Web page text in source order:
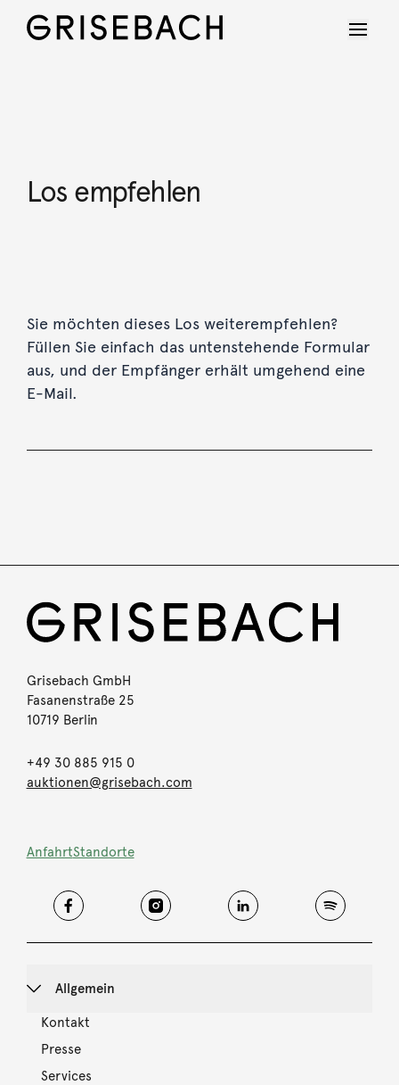
Los empfehlen
Sie möchten dieses Los weiterempfehlen?
Füllen Sie einfach das untenstehende Formular
aus, und der Empfänger erhält umgehend eine
E-Mail.
Grisebach GmbH
Fasanenstraße 25
10719 Berlin
+49 30 885 915 0
auktionen@grisebach.com
AnfahrtStandorte
Allgemein
Kontakt
Presse
Services